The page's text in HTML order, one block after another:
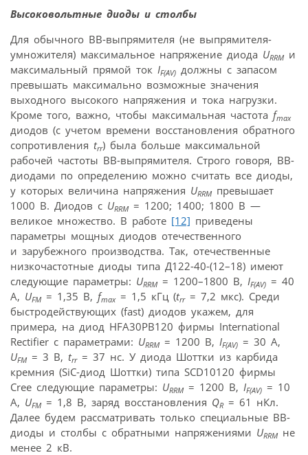
Высоковольтные диоды и столбы
Для обычного ВВ-выпрямителя (не выпрямителя-
умножителя) максимальное напряжение диода URRMи
максимальный прямой ток IF(AV) должны с запасом
превышать максимально возможные значения
выходного высокого напряжения и тока нагрузки.
Кроме того, важно, чтобы максимальная частота fmax
диодов (с учетом времени восстановления обратного
сопротивления trr) была больше максимальной
рабочей частоты ВВ-выпрямителя. Строго говоря, ВВ-
диодами по определению можно считать все диоды,
у которых величина напряжения URRMпревышает
1000 В. Диодов с URRM= 1200; 1400; 1800 В —
великое множество. В работе [12] приведены
параметры мощных диодов отечественного
и зарубежного производства. Так, отечественные
низкочастотные диоды типа Д122-40-(12–18) имеют
следующие параметры: URRM= 1200–1800 В, IF(AV) = 40
А, UFM= 1,35 В, fmax= 1,5 кГц (trr= 7,2 мкс). Среди
быстродействующих (fast) диодов укажем, для
примера, на диод HFA30PB120 фирмы International
Rectifier с параметрами: URRM= 1200 В, IF(AV) = 30 А,
UFM= 3 В, trr= 37 нс. У диода Шоттки из карбида
кремния (SiC-диод Шоттки) типа SCD10120 фирмы
Cree следующие параметры: URRM= 1200 В, IF(AV) = 10
А, UFM= 1,8 В, заряд восстановления QR= 61 нКл.
Далее будем рассматривать только специальные ВВ-
диоды и столбы с обратными напряжениями URRMне
менее 2 кВ.